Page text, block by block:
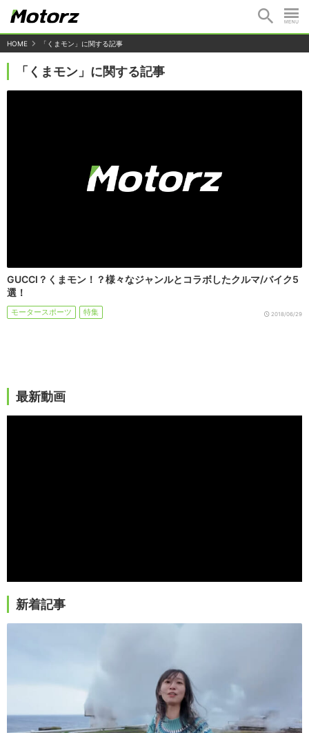
HOME 「くまモン」に関する記事
「くまモン」に関する記事
GUCCI？くまモン！？様々なジャンルとコラボしたクルマ/バイク5
選！
モータースポーツ 特集 2018/06/29
最新動画
新着記事